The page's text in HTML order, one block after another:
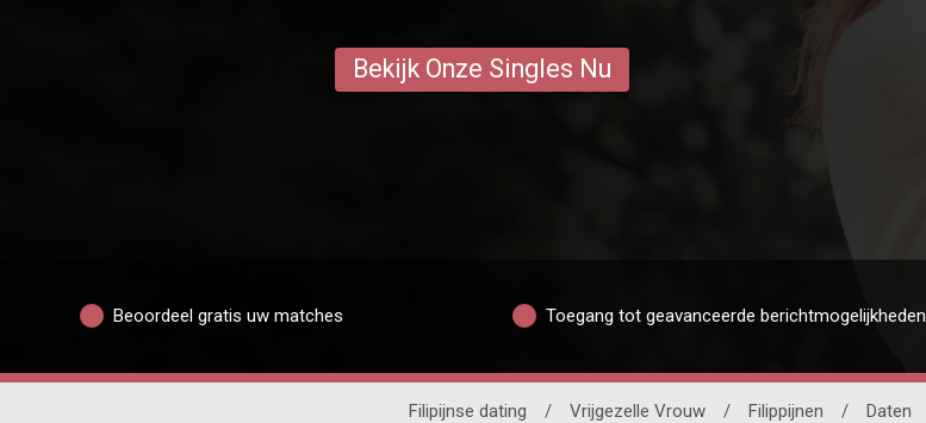
Bekijk Onze Singles Nu
Beoordeel gratis uw matches Toegang tot geavanceerde berichtmogelijkheden
Filipijnse dating / Vrijgezelle Vrouw / Filippijnen / Daten